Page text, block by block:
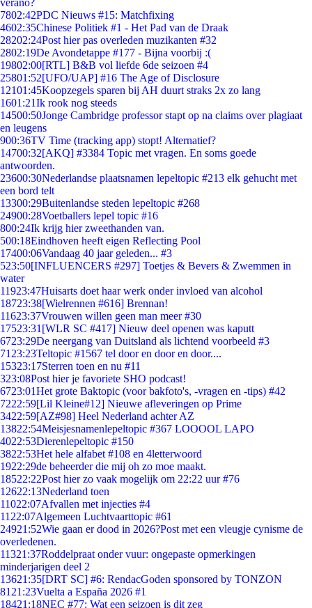
verano?
7802:42PDC Nieuws #15: Matchfixing
4602:35Chinese Politiek #1 - Het Pad van de Draak
28202:24Post hier pas overleden muzikanten #32
2802:19De Avondetappe #177 - Bijna voorbij :(
19802:00[RTL] B&B vol liefde 6de seizoen #4
25801:52[UFO/UAP] #16 The Age of Disclosure
12101:45Koopzegels sparen bij AH duurt straks 2x zo lang
1601:21Ik rook nog steeds
14500:50Jonge Cambridge professor stapt op na claims over plagiaat
en leugens
900:36TV Time (tracking app) stopt! Alternatief?
14700:32[AKQ] #3384 Topic met vragen. En soms goede
antwoorden.
23600:30Nederlandse plaatsnamen lepeltopic #213 elk gehucht met
een bord telt
13300:29Buitenlandse steden lepeltopic #268
24900:28Voetballers lepel topic #16
800:24Ik krijg hier zweethanden van.
500:18Eindhoven heeft eigen Reflecting Pool
17400:06Vandaag 40 jaar geleden... #3
523:50[INFLUENCERS #297] Toetjes & Bevers & Zwemmen in
water
11923:47Huisarts doet haar werk onder invloed van alcohol
18723:38[Wielrennen #616] Brennan!
11623:37Vrouwen willen geen man meer #30
17523:31 [WLR SC #417] Nieuw deel openen was kaputt
6723:29De neergang van Duitsland als lichtend voorbeeld #3
71 23:23Teltopic #1567 tel door en door en door....
15323:17Sterren toen en nu #11
323:08Post hier je favoriete SHO podcast!
6723:01Het grote Baktopic (voor bakfoto's, -vragen en -tips) #42
7222:59[Lil Kleine#12] Nieuwe afleveringen op Prime
3422:59[AZ#98] Heel Nederland achter AZ
13822:54Meisjesnamenlepeltopic #367 LOOOOL LAPO
4022:53Dierenlepeltopic #150
3822:53Het hele alfabet #108 en 4letterwoord
1922:29de beheerder die mij oh zo moe maakt.
18522:22Post hier zo vaak mogelijk om 22:22 uur #76
12622:13Nederland toen
11022:07Afvallen met injecties #4
11 22:07Algemeen Luchtvaarttopic #61
24921:52Wie gaan er dood in 2026?Post met een vleugje cynisme de
overledenen.
11321:37Roddelpraat onder vuur: ongepaste opmerkingen
minderjarigen deel 2
13621:35[DRT SC] #6: RendacGoden sponsored by TONZON
81 21:23Vuelta a España 2026 #1
18421:18NEC #77: Wat een seizoen is dit zeg